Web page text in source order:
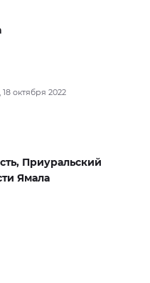
октября 2022
Приуральский
Ямала